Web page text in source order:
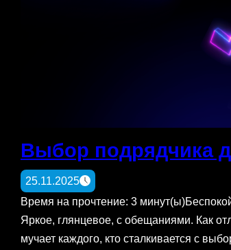
Выбор подрядчика
25.11.2025
Время на прочтение: 3
Яркое, глянцевое, с обещаниями. Как
мучает каждого, кто сталкивается с